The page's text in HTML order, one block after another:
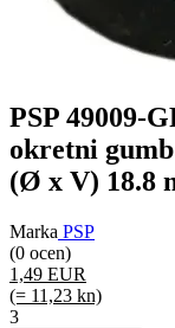
PSP 49009-
okretni
(Ø x V) 18.8
Marka PSP
(0 ocen)
1,49 EUR
(= 11,23 kn)
3